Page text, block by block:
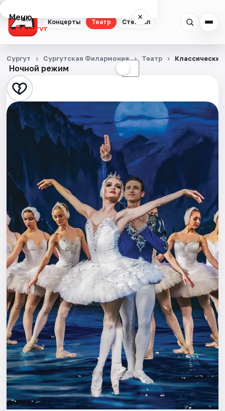
Концерты Театр Стендап
Меню ×
Сургут
Концерты
Театр
Стендап
События
Города
Площадки
Артисты
Рейтинги
Ночной режим ☾
Сургут Сургутская Филармония Театр